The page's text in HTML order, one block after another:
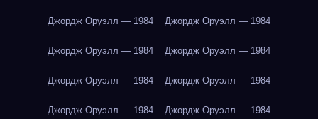
Джордж Оруэлл — 1984 Джордж Оруэлл — 1984
Джордж Оруэлл — 1984 Джордж Оруэлл — 1984
Джордж Оруэлл — 1984 Джордж Оруэлл — 1984
Джордж Оруэлл — 1984 Джордж Оруэлл — 1984